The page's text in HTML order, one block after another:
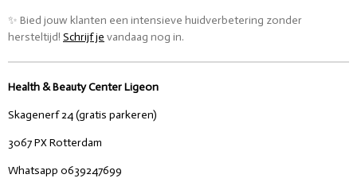
✨ Bied jouw klanten een intensieve huidverbetering zonder
hersteltijd! Schrijf je vandaag nog in.
Health & Beauty Center Ligeon
Skagenerf 24 (gratis parkeren)
3067 PX Rotterdam
Whatsapp 0639247699